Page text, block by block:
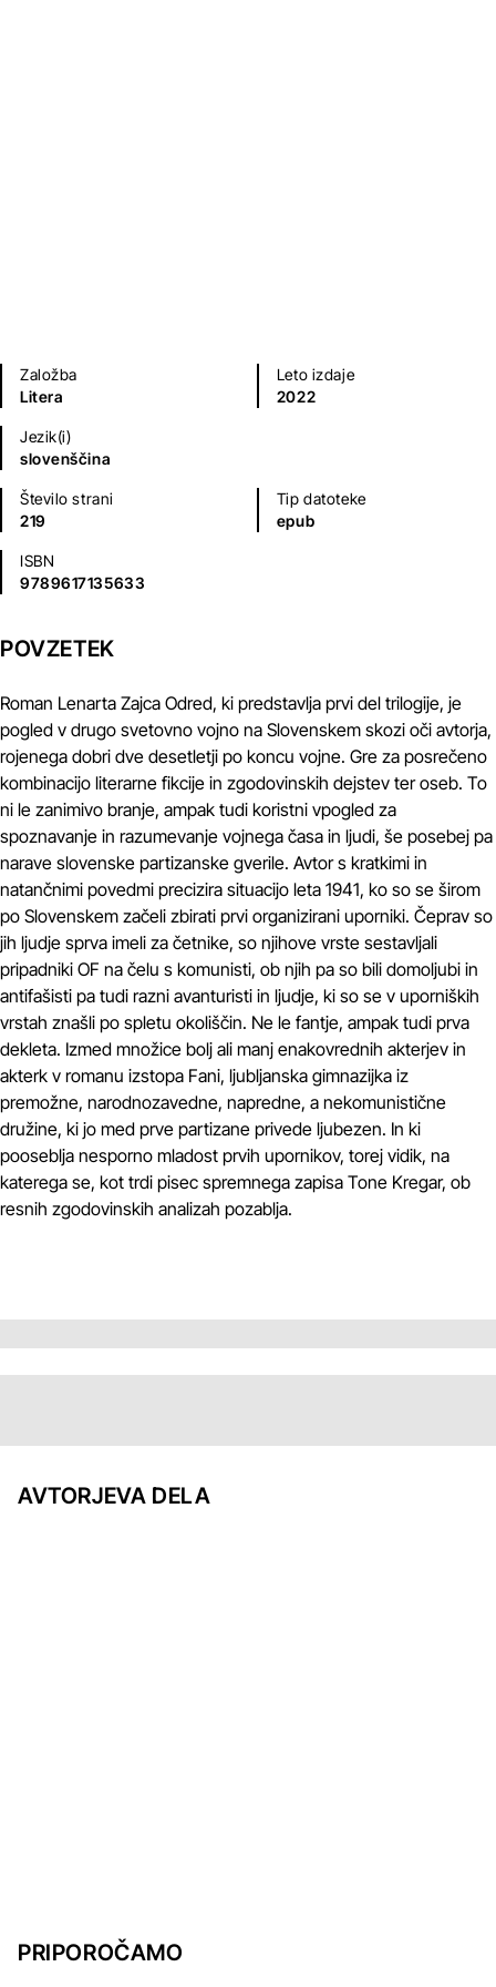
Založba
Litera
Leto izdaje
2022
Jezik(i)
slovenščina
Število strani
219
Tip datoteke
epub
ISBN
9789617135633
POVZETEK
Roman Lenarta Zajca Odred, ki predstavlja prvi del trilogije, je
pogled v drugo svetovno vojno na Slovenskem skozi oči avtorja,
rojenega dobri dve desetletji po koncu vojne. Gre za posrečeno
kombinacijo literarne fikcije in zgodovinskih dejstev ter oseb. To
ni le zanimivo branje, ampak tudi koristni vpogled za
spoznavanje in razumevanje vojnega časa in ljudi, še posebej pa
narave slovenske partizanske gverile. Avtor s kratkimi in
natančnimi povedmi precizira situacijo leta 1941, ko so se širom
po Slovenskem začeli zbirati prvi organizirani uporniki. Čeprav so
jih ljudje sprva imeli za četnike, so njihove vrste sestavljali
pripadniki OF na čelu s komunisti, ob njih pa so bili domoljubi in
antifašisti pa tudi razni avanturisti in ljudje, ki so se v uporniških
vrstah znašli po spletu okoliščin. Ne le fantje, ampak tudi prva
dekleta. Izmed množice bolj ali manj enakovrednih akterjev in
akterk v romanu izstopa Fani, ljubljanska gimnazijka iz
premožne, narodnozavedne, napredne, a nekomunistične
družine, ki jo med prve partizane privede ljubezen. In ki
pooseblja nesporno mladost prvih upornikov, torej vidik, na
katerega se, kot trdi pisec spremnega zapisa Tone Kregar, ob
resnih zgodovinskih analizah pozablja.
AVTORJEVA DELA
PRIPOROČAMO